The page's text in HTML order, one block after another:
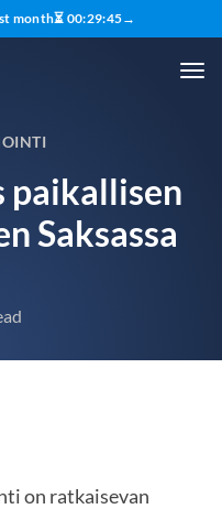
month⏳ 00:29:44→
paikallisen
Saksassa
on ratkaisevan